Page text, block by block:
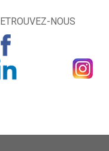
NOUS